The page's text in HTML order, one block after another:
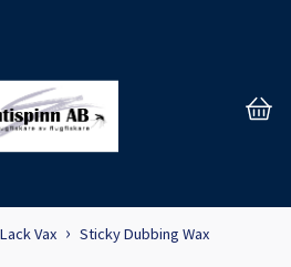
Vax Sticky Dubbing Wax